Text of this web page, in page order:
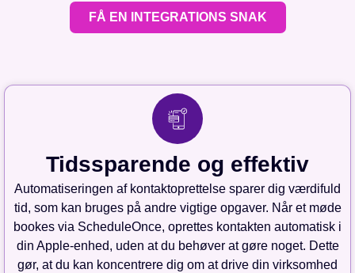
FÅ EN INTEGRATIONS SNAK
Tidssparende og effektiv
Automatiseringen af kontaktoprettelse sparer dig værdifuld
tid, som kan bruges på andre vigtige opgaver. Når et møde
bookes via ScheduleOnce, oprettes kontakten automatisk i
din Apple-enhed, uden at du behøver at gøre noget. Dette
gør, at du kan koncentrere dig om at drive din virksomhed